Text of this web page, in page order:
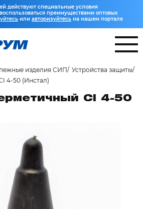
действуют специальные условия
преимуществами оптовых
или авторизуйтесь на нашем портале
изделия СИП
Устройства защиты
4-50 (Инстал)
СI 4-50